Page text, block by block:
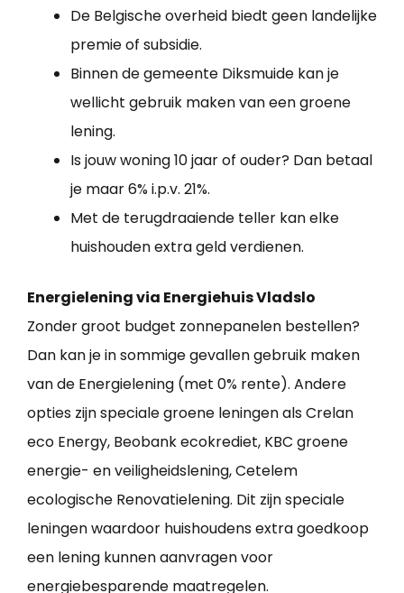
De Belgische overheid biedt geen landelijke
premie of subsidie.
Binnen de gemeente Diksmuide kan je
wellicht gebruik maken van een groene
lening.
Is jouw woning 10 jaar of ouder? Dan betaal
je maar 6% i.p.v. 21%.
Met de terugdraaiende teller kan elke
huishouden extra geld verdienen.
Energielening via Energiehuis Vladslo
Zonder groot budget zonnepanelen bestellen?
Dan kan je in sommige gevallen gebruik maken
van de Energielening (met 0% rente). Andere
opties zijn speciale groene leningen als Crelan
eco Energy, Beobank ecokrediet, KBC groene
energie- en veiligheidslening, Cetelem
ecologische Renovatielening. Dit zijn speciale
leningen waardoor huishoudens extra goedkoop
een lening kunnen aanvragen voor
energiebesparende maatregelen.